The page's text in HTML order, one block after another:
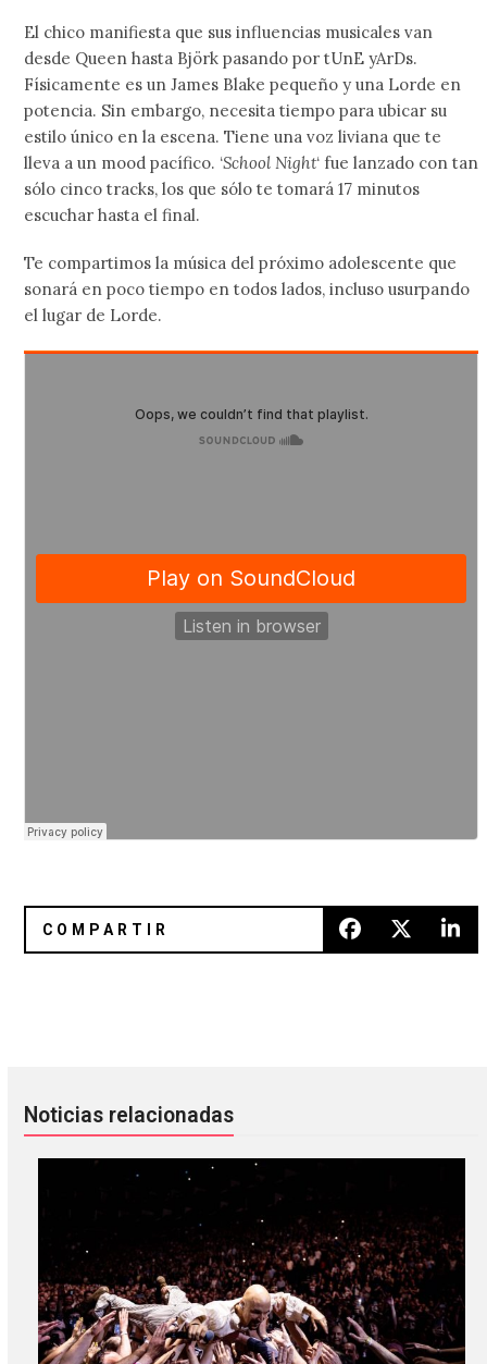
El chico manifiesta que sus influencias musicales van
desde Queen hasta Björk pasando por tUnE yArDs.
Físicamente es un James Blake pequeño y una Lorde en
potencia. Sin embargo, necesita tiempo para ubicar su
estilo único en la escena. Tiene una voz liviana que te
lleva a un mood pacífico. ‘School Night‘ fue lanzado con tan
sólo cinco tracks, los que sólo te tomará 17 minutos
escuchar hasta el final.
Te compartimos la música del próximo adolescente que
sonará en poco tiempo en todos lados, incluso usurpando
el lugar de Lorde.
Noticias relacionadas